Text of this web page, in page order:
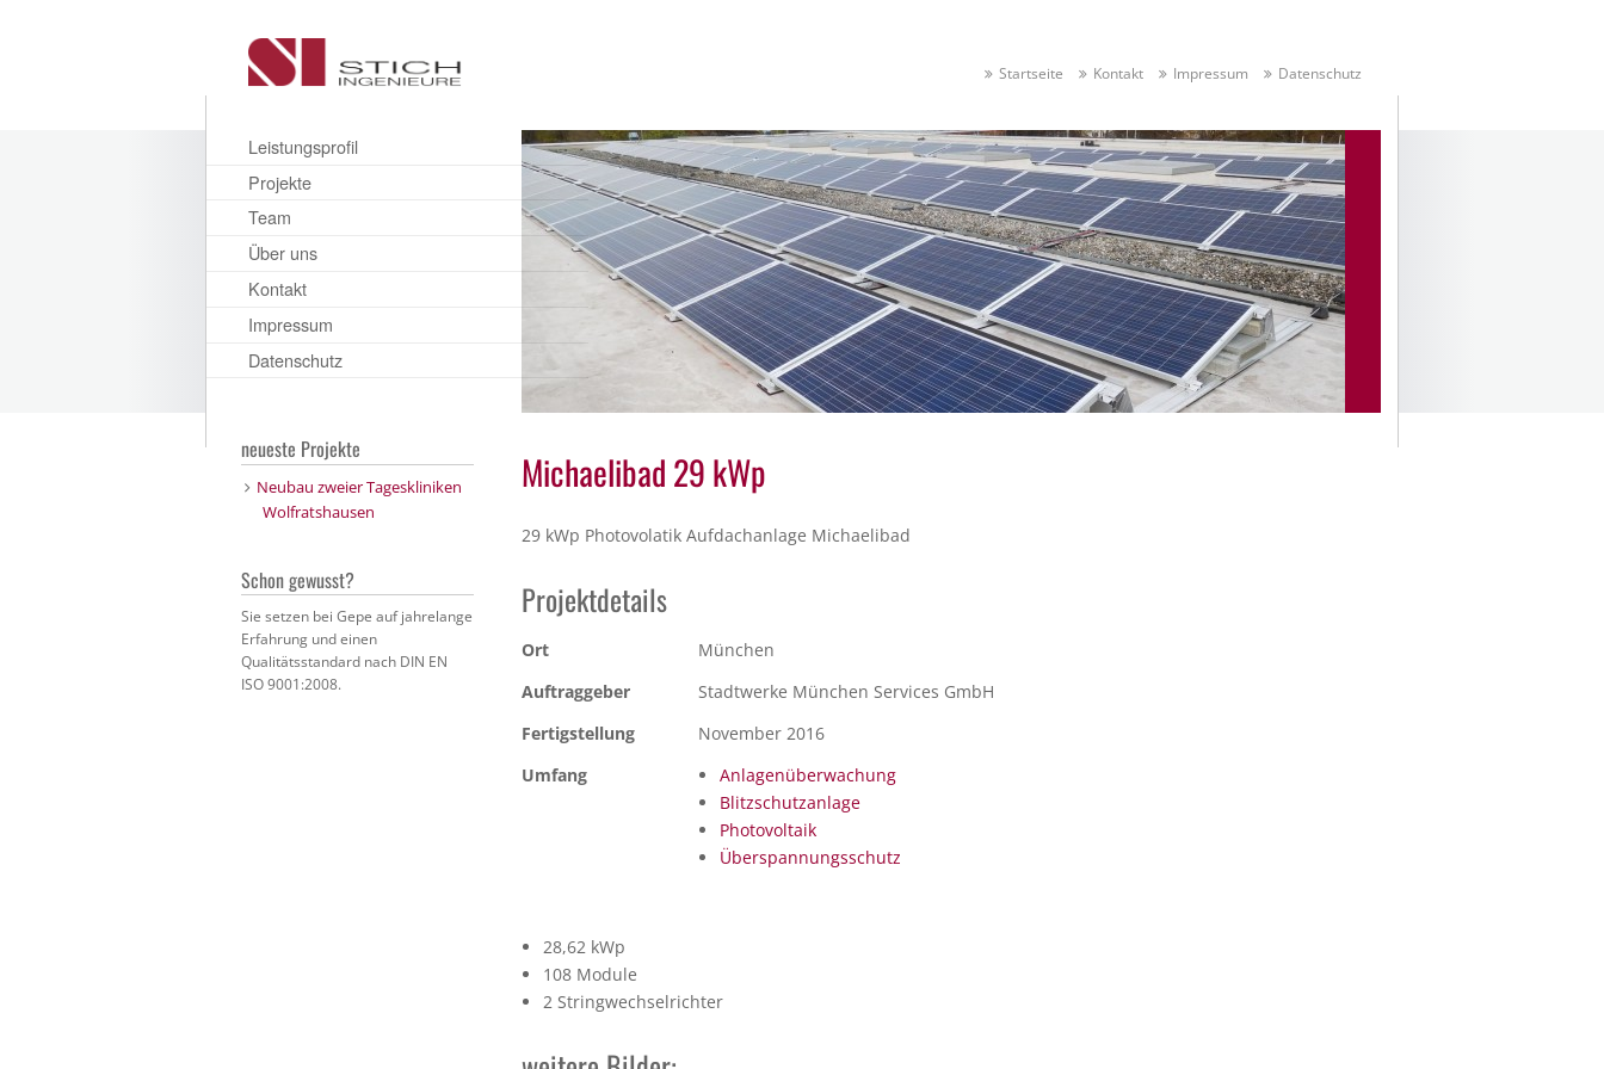
Startseite Kontakt Impressum Datenschutz
Leistungsprofil
Projekte
Team
Über uns
Kontakt
Impressum
Datenschutz
Michaelibad 29 kWp
29 kWp Photovolatik Aufdachanlage Michaelibad
Projektdetails
Ort
München
Auftraggeber
Stadtwerke München Services GmbH
Fertigstellung
November 2016
Umfang
Anlagenüberwachung
Blitzschutzanlage
Photovoltaik
Überspannungsschutz
28,62 kWp
108 Module
2 Stringwechselrichter
neueste Projekte
Neubau zweier Tageskliniken
Wolfratshausen
Schon gewusst?
Sie setzen bei Gepe auf jahrelange
Erfahrung und einen
Qualitätsstandard nach DIN EN
ISO 9001:2008.